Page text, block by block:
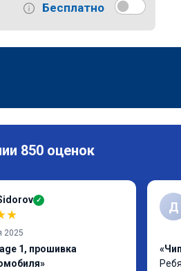
Бесплатно
850 оценок
✓
★
2025
1, прошивка
Д